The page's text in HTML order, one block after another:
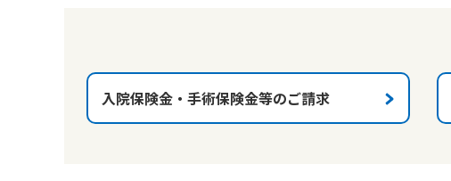
入院保険金・手術保険金等のご請求